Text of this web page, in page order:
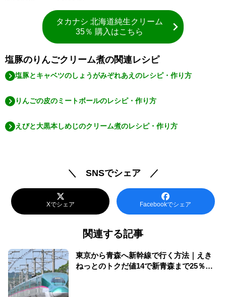
タカナシ 北海道純生クリーム
35％ 購入はこちら
塩豚のりんごクリーム煮の関連レシピ
塩豚とキャベツのしょうがみぞれあえのレシピ・作り方
りんごの皮のミートボールのレシピ・作り方
えびと大黒本しめじのクリーム煮のレシピ・作り方
＼ SNSでシェア ／
Xでシェア Facebookでシェア
関連する記事
東京から青森へ新幹線で行く方法｜えき
ねっとのトクだ値14で新青森まで25％割